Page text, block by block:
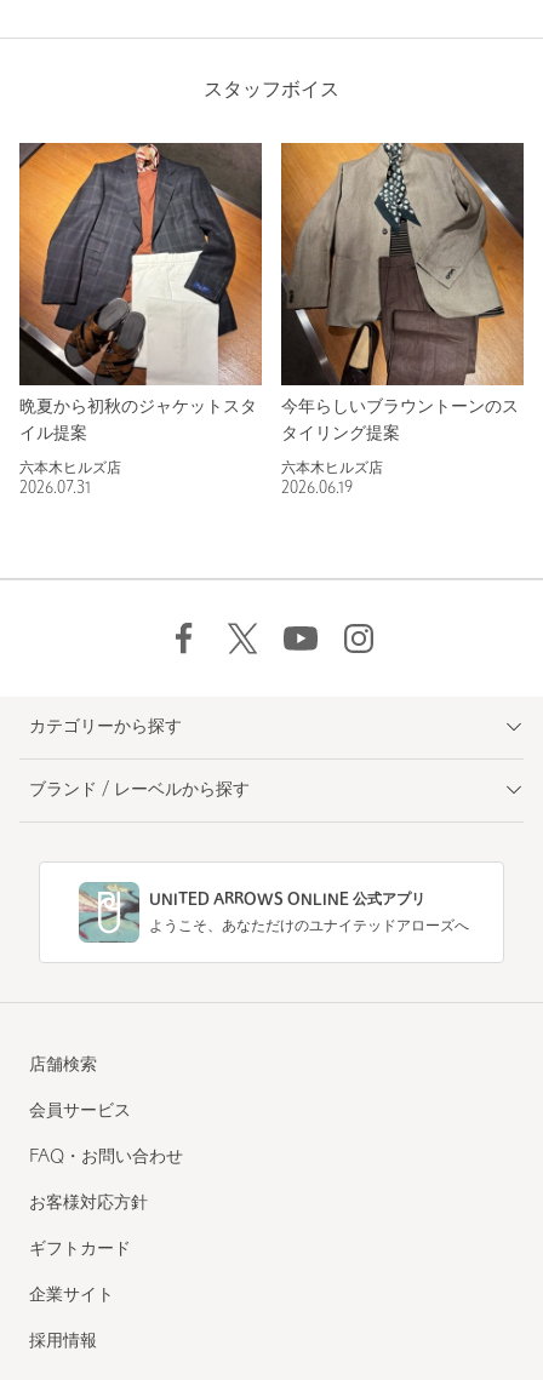
スタッフボイス
晩夏から初秋のジャケットスタ
イル提案
六本木ヒルズ店
2026.07.31
今年らしいブラウントーンのス
タイリング提案
六本木ヒルズ店
2026.06.19
カテゴリーから探す
ブランド / レーベルから探す
UNITED ARROWS ONLINE 公式アプリ
ようこそ、あなただけのユナイテッドアローズへ
店舗検索
会員サービス
FAQ・お問い合わせ
お客様対応方針
ギフトカード
企業サイト
採用情報